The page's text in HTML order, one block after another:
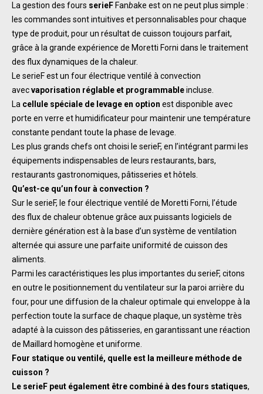
La gestion des fours serieF Fanbake est on ne peut plus simple :
les commandes sont intuitives et personnalisables pour chaque
type de produit, pour un résultat de cuisson toujours parfait,
grâce à la grande expérience de Moretti Forni dans le traitement
des flux dynamiques de la chaleur.
Le serieF est un four électrique ventilé à convection
avecvaporisation réglable et programmableincluse.
La cellule spéciale de levage en option est disponible avec
porte en verre et humidificateur pour maintenir une température
constante pendant toute la phase de levage.
Les plus grands chefs ont choisi le serieF, en l’intégrant parmi les
équipements indispensables de leurs restaurants, bars,
restaurants gastronomiques, pâtisseries et hôtels.
Qu’est-ce qu’un four à convection ?
Sur le serieF, le four électrique ventilé de Moretti Forni, l’étude
des flux de chaleur obtenue grâce aux puissants logiciels de
dernière génération est à la base d’un système de ventilation
alternée qui assure une parfaite uniformité de cuisson des
aliments.
Parmi les caractéristiques les plus importantes du serieF, citons
en outre le positionnement du ventilateur sur la paroi arrière du
four, pour une diffusion de la chaleur optimale qui enveloppe à la
perfection toute la surface de chaque plaque, un système très
adapté à la cuisson des pâtisseries, en garantissant une réaction
de Maillard homogène et uniforme.
Four statique ou ventilé, quelle est la meilleure méthode de
cuisson ?
Le serieF peut également être combiné à des fours statiques,